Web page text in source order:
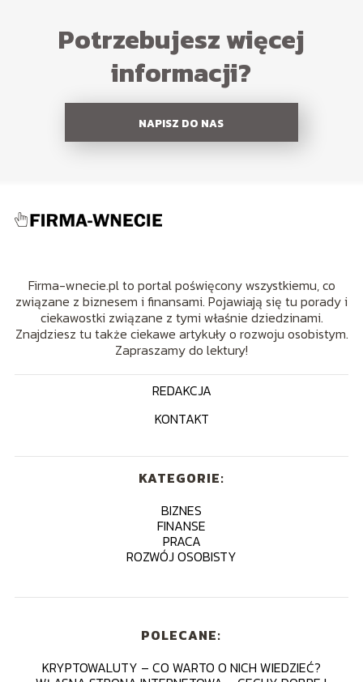
Potrzebujesz więcej
informacji?
NAPISZ DO NAS
Firma-wnecie.pl to portal poświęcony wszystkiemu, co
związane z biznesem i finansami. Pojawiają się tu porady i
ciekawostki związane z tymi właśnie dziedzinami.
Znajdziesz tu także ciekawe artykuły o rozwoju osobistym.
Zapraszamy do lektury!
REDAKCJA
KONTAKT
KATEGORIE:
BIZNES
FINANSE
PRACA
ROZWÓJ OSOBISTY
POLECANE:
KRYPTOWALUTY – CO WARTO O NICH WIEDZIEĆ?